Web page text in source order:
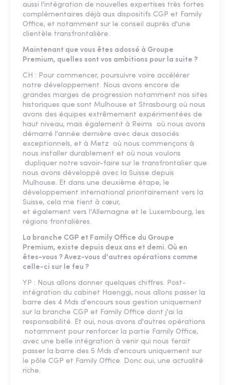
aussi l'intégration de nouvelles expertises très fortes
complémentaires déjà aux dispositifs CGP et Family
Office, et notamment sur le conseil auprès d'une
clientèle transfrontalière.
Maintenant que vous êtes adossé à Groupe
Premium, quelles sont vos ambitions pour la suite ?
CH : Pour commencer, poursuivre voire accélérer
notre développement. Nous avons encore de
grandes marges de progression notamment nos sites
historiques que sont Mulhouse et Strasbourg où nous
avons des équipes extrêmement expérimentées de
haut niveau, mais également à Reims où nous avons
démarré l'année dernière avec deux associés
exceptionnels, et à Metz où nous commençons à
nous installer durablement et où nous voulons
dupliquer notre savoir-faire sur le transfrontalier que
nous avons développé avec la Suisse depuis
Mulhouse. Et dans une deuxième étape, le
développement international prioritairement vers la
Suisse, cela me tient à cœur,
et également vers l'Allemagne et le Luxembourg, les
régions frontalières.
La branche CGP et Family Office du Groupe
Premium, existe depuis deux ans et demi. Où en
êtes-vous ? Avez-vous d'autres opérations comme
celle-ci sur le feu ?
YP : Nous allons donner quelques chiffres. Post-
intégration du cabinet Haenggi, nous allons passer la
barre des 4 Mds d'encours sous gestion uniquement
sur la branche CGP et Family Office dont j'ai la
responsabilité. Et oui, nous avons d'autres opérations
notamment pour renforcer la partie Family Office,
avec une belle intégration à venir qui nous ferait
passer la barre des 5 Mds d'encours uniquement sur
le pôle CGP et Family Office. Donc oui, une actualité
riche.